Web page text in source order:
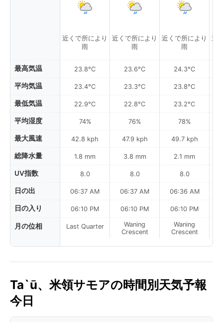
最高気温
平均気温
最低気温
平均湿度
最大風速
総降水量
UV指数
日の出
日の入り
月の位相
近くで所により
雨
23.8°C
23.4°C
22.9°C
74%
42.8 kph
1.8 mm
8.0
06:37 AM
06:10 PM
Last Quarter
近くで所により
雨
23.6°C
23.3°C
22.8°C
76%
47.9 kph
3.8 mm
8.0
06:37 AM
06:10 PM
Waning
Crescent
近くで所により
雨
24.3°C
23.8°C
23.2°C
78%
49.7 kph
2.1 mm
8.0
06:36 AM
06:10 PM
Waning
Crescent
近
Ta`ū、米領サモアの時間別天気予報
今日